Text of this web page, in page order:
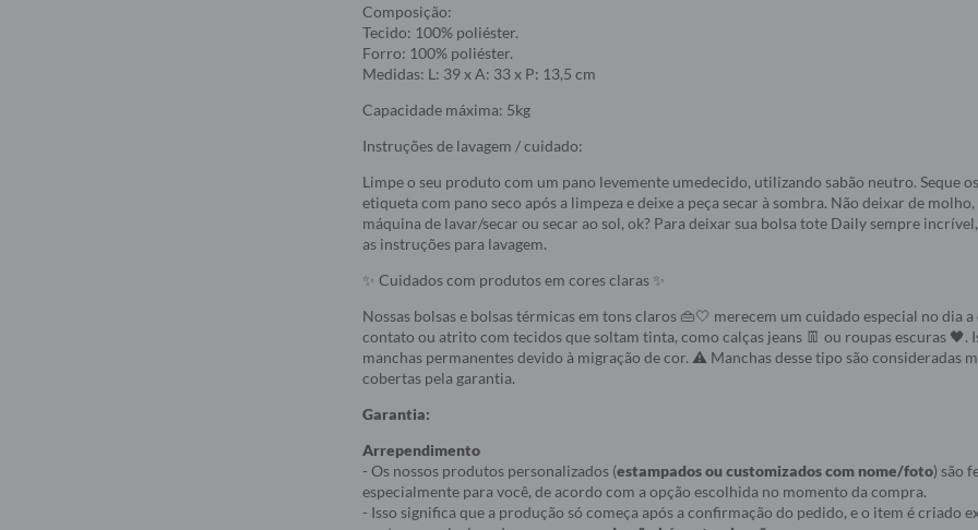
Composição:
Tecido: 100% poliéster.
Forro: 100% poliéster.
Medidas: L: 39 x A: 33 x P: 13,5 cm
Capacidade máxima: 5kg
Instruções de lavagem / cuidado:
Limpe o seu produto com um pano levemente umedecido, utilizando sabão neutro. Seque
etiqueta com pano seco após a limpeza e deixe a peça secar à sombra. Não deixar de
máquina de lavar/secar ou secar ao sol, ok? Para deixar sua bolsa tote Daily sempre
as instruções para lavagem.
✨ Cuidados com produtos em cores claras ✨
Nossas bolsas e bolsas térmicas em tons claros 👜🤍 merecem um cuidado especial no dia
contato ou atrito com tecidos que soltam tinta, como calças jeans 👖 ou roupas escuras 🖤.
manchas permanentes devido à migração de cor. ⚠️ Manchas desse tipo são consideradas
cobertas pela garantia.
Garantia:
Arrependimento
- Os nossos produtos personalizados (estampados ou customizados com nome/foto) são
especialmente para você, de acordo com a opção escolhida no momento da compra.
- Isso significa que a produção só começa após a confirmação do pedido, e o item é criado